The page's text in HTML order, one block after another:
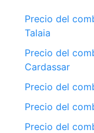
Precio del
Talaia
Precio del
Cardassar
Precio del
Precio del
Precio del